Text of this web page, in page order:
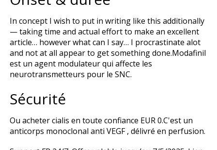
In concept I wish to put in writing like this additionally
— taking time and actual effort to make an excellent
article… however what can I say… I procrastinate alot
and not at all appear to get something done.Modafinil
est un agent modulateur qui affecte les
neurotransmetteurs pour le SNC.
Sécurité
Ou acheter cialis en toute confiance EUR 0.C'est un
anticorps monoclonal anti VEGF , délivré en perfusion.